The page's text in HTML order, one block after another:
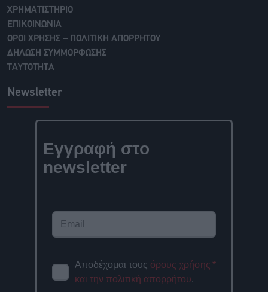
ΧΡΗΜΑΤΙΣΤΗΡΙΟ
ΕΠΙΚΟΙΝΩΝΙΑ
ΟΡΟΙ ΧΡΗΣΗΣ – ΠΟΛΙΤΙΚΗ ΑΠΟΡΡΗΤΟΥ
ΔΗΛΩΣΗ ΣΥΜΜΟΡΦΩΣΗΣ
ΤΑΥΤΟΤΗΤΑ
Newsletter
Εγγραφή στο
newsletter
Αποδέχομαι τους όρους χρήσης
και την πολιτική απορρήτου.
*